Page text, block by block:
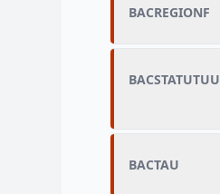
BACREGIONF
BACSTATUTUU
BACTAU